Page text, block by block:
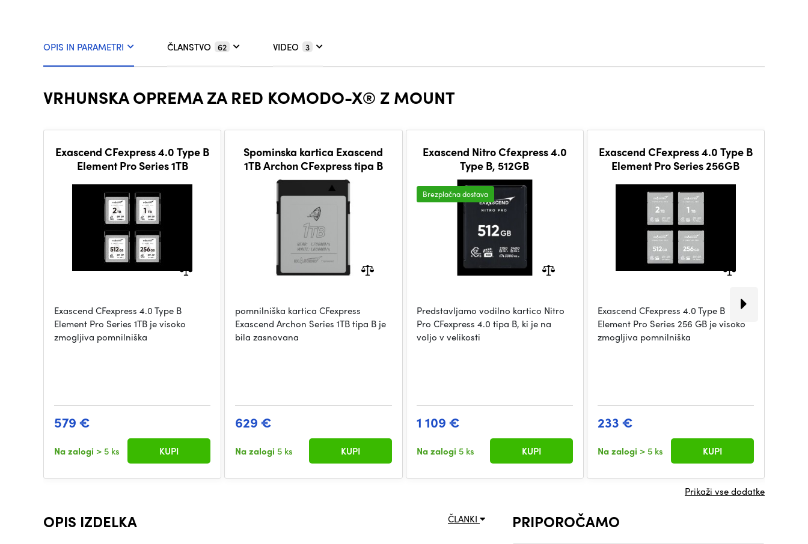
OPIS IN PARAMETRI ČLANSTVO 62 VIDEO 3
VRHUNSKA OPREMA ZA RED KOMODO-X® Z MOUNT
Exascend CFexpress 4.0 Type B
Element Pro Series 1TB
Exascend CFexpress 4.0 Type B
Element Pro Series 1TB je visoko
zmogljiva pomnilniška
579 €
Na zalogi > 5 ks KUPI
Spominska kartica Exascend
1TB Archon CFexpress tipa B
pomnilniška kartica CFexpress
Exascend Archon Series 1TB tipa B je
bila zasnovana
629 €
Na zalogi 5 ks KUPI
Exascend Nitro Cfexpress 4.0
Type B, 512GB
Brezplačna dostava
Predstavljamo vodilno kartico Nitro
Pro CFexpress 4.0 tipa B, ki je na
voljo v velikosti
1 109 €
Na zalogi 5 ks KUPI
Exascend CFexpress 4.0 Type B
Element Pro Series 256GB
Exascend CFexpress 4.0 Type B
Element Pro Series 256 GB je visoko
zmogljiva pomnilniška
233 €
Na zalogi > 5 ks KUPI
Prikaži vse dodatke
ČLANKI
OPIS IZDELKA PRIPOROČAMO